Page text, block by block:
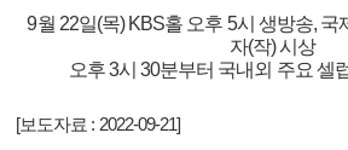
9월 22일(목) KBS홀 오후 5시 생방송, 국
자(작)시상
오후3시 30분부터 국내외 주요 셀
[보도자료 : 2022-09-21]